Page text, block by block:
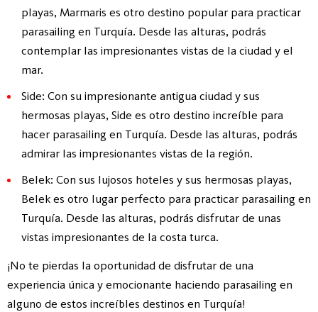
playas, Marmaris es otro destino popular para practicar
parasailing en Turquía. Desde las alturas, podrás
contemplar las impresionantes vistas de la ciudad y el
mar.
Side: Con su impresionante antigua ciudad y sus
hermosas playas, Side es otro destino increíble para
hacer parasailing en Turquía. Desde las alturas, podrás
admirar las impresionantes vistas de la región.
Belek: Con sus lujosos hoteles y sus hermosas playas,
Belek es otro lugar perfecto para practicar parasailing en
Turquía. Desde las alturas, podrás disfrutar de unas
vistas impresionantes de la costa turca.
¡No te pierdas la oportunidad de disfrutar de una
experiencia única y emocionante haciendo parasailing en
alguno de estos increíbles destinos en Turquía!